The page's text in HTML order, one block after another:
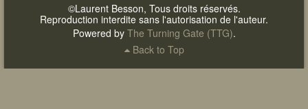
©Laurent Besson, Tous droits réservés.
Reproduction interdite sans l'autorisation de l'auteur.
Powered by The Turning Gate (TTG).
Back to Top